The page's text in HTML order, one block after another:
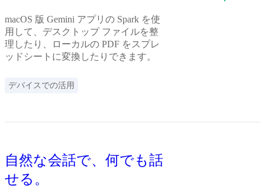
macOS 版 Gemini アプリの Spark を使
用して、デスクトップ ファイルを整
理したり、ローカルの PDF をスプレ
ッドシートに変換したりできます。
デバイスでの活用
自然な会話で、何でも話
せる。